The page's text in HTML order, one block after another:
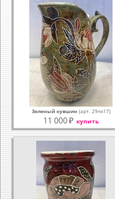
Зеленый кувшин (арт. 29пх17)
11 000₽ купить